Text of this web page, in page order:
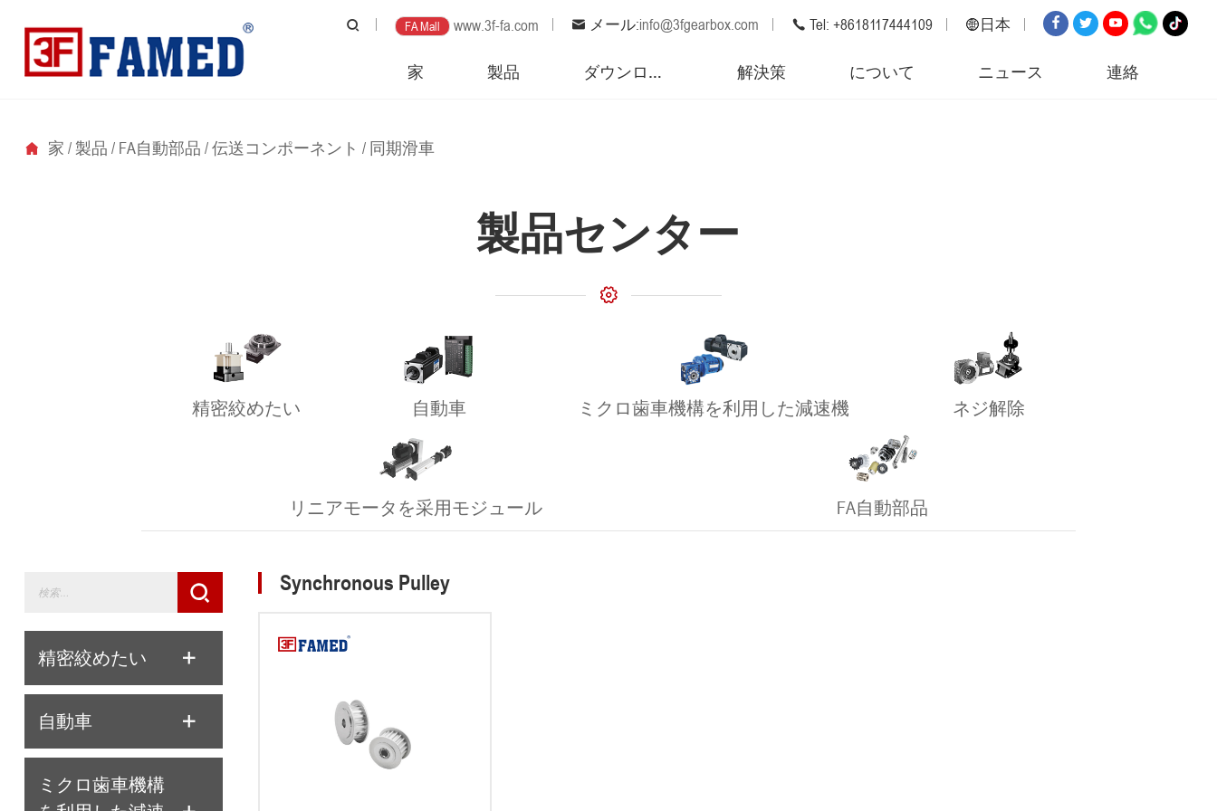
日本
英語
Tel: +8618117444109
メール:info@3fgearbox.com
FA Mall www.3f-fa.com
家 製品 ダウンロード 解決策 について ニュース 連絡
家 / 製品 / FA自動部品 /伝送コンポーネント / 同期滑車
製品センター
精密絞めたい 自動車 ミクロ歯車機構を利用した減速機 ネジ解除
リニアモータを采用モジュール FA自動部品
精密絞めたい
自動車
ミクロ歯車機構
Synchronous Pulley